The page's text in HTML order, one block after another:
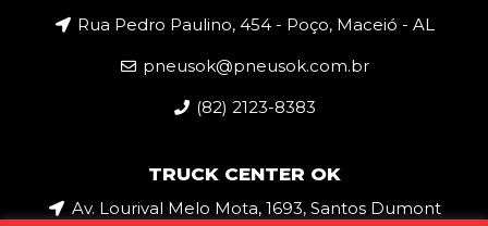
Rua Pedro Paulino, 454 - Poço, Maceió - AL
pneusok@pneusok.com.br
(82) 2123-8383
TRUCK CENTER OK
Av. Lourival Melo Mota, 1693, Santos Dumont